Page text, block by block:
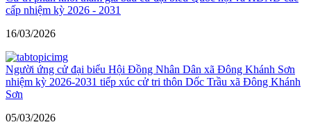
cấp nhiệm kỳ 2026 - 2031
16/03/2026
Người ứng cử đại biểu Hội Đồng Nhân Dân xã Đông Khánh Sơn
nhiệm kỳ 2026-2031 tiếp xúc cử tri thôn Dốc Trầu xã Đông Khánh
Sơn
05/03/2026